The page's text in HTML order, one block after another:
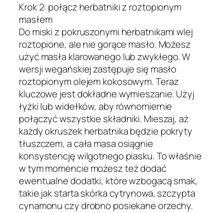
Krok 2: połącz herbatniki z roztopionym
masłem
Do miski z pokruszonymi herbatnikami wlej
roztopione, ale nie gorące masło. Możesz
użyć masła klarowanego lub zwykłego. W
wersji wegańskiej zastępuje się masło
roztopionym olejem kokosowym. Teraz
kluczowe jest dokładne wymieszanie. Użyj
łyżki lub widełków, aby równomiernie
połączyć wszystkie składniki. Mieszaj, aż
każdy okruszek herbatnika będzie pokryty
tłuszczem, a cała masa osiągnie
konsystencję wilgotnego piasku. To właśnie
w tym momencie możesz też dodać
ewentualne dodatki, które wzbogacą smak,
takie jak starta skórka cytrynowa, szczypta
cynamonu czy drobno posiekane orzechy.